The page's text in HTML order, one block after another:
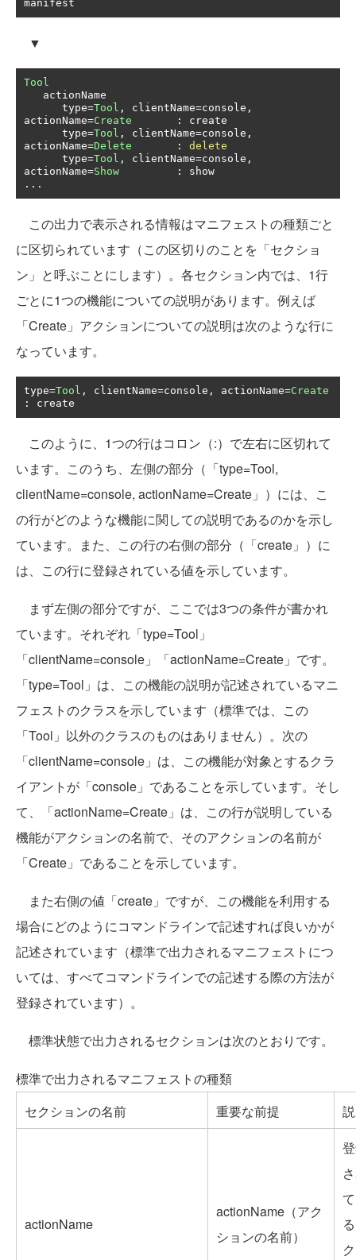
manifest
▼
Tool
      type
=Tool , clientName=console ,
actionName=Create :
create
      type
=Tool , clientName=console ,
actionName=Delete :
delete
      type
=Tool , clientName=console ,
actionName=Show :
...
この出力で表示される情報はマニフェストの種類ごと
に区切られています（この区切りのことを「セクショ
ン」と呼ぶことにします）。各セクション内では、1行
ごとに1つの機能についての説明があります。例えば
「Create」アクションについての説明は次のような行に
なっています。
type=Tool , clientName=console , actionName=Create
:
create
このように、1つの行はコロン（:）で左右に区切れて
います。このうち、左側の部分（「type=Tool,
clientName=console, actionName=Create」）には、こ
の行がどのような機能に関しての説明であるのかを示し
ています。また、この行の右側の部分（「create」）に
は、この行に登録されている値を示しています。
まず左側の部分ですが、ここでは3つの条件が書かれ
ています。それぞれ「type=Tool」
「clientName=console」「actionName=Create」です。
「type=Tool」は、この機能の説明が記述されているマニ
フェストのクラスを示しています（標準では、この
「Tool」以外のクラスのものはありません）。次の
「clientName=console」は、この機能が対象とするクラ
イアントが「console」であることを示しています。そし
て、「actionName=Create」は、この行が説明している
機能がアクションの名前で、そのアクションの名前が
「Create」であることを示しています。
また右側の値「create」ですが、この機能を利用する
場合にどのようにコマンドラインで記述すれば良いかが
記述されています（標準で出力されるマニフェストにつ
いては、すべてコマンドラインでの記述する際の方法が
登録されています）。
標準状態で出力されるセクションは次のとおりです。
標準で出力されるマニフェストの種類
セクションの名前
重要な前提
actionName
actionName（アク
ションの名前）